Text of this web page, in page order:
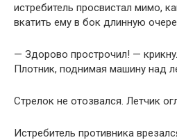
истребитель просвистал мимо,
вкатить ему в бок длинную
— Здорово прострочил! —
Плотник, поднимая машину над
Стрелок не отозвался. Летчик
Истребитель противника